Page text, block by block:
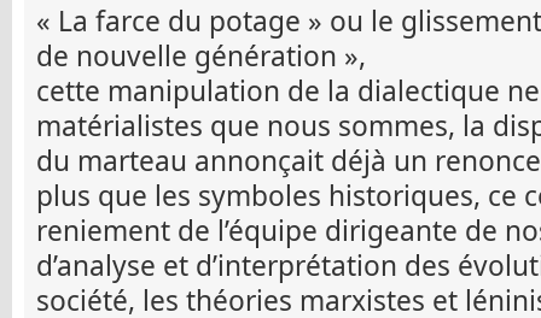
« La farce du potage » ou le
de nouvelle génération »,
cette manipulation de la dialectique
matérialistes que nous sommes, la
du marteau annonçait déjà un
plus que les symboles historiques, ce
reniement de l’équipe dirigeante de
d’analyse et d’interprétation des
société, les théories marxistes et